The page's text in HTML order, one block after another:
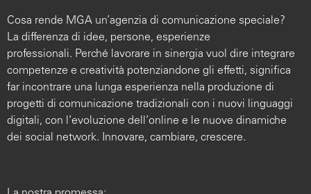
Cosa rende MGA un’agenzia di comunicazione speciale?
La differenza di idee, persone, esperienze
professionali. Perché lavorare in sinergia vuol dire integrare
competenze e creatività potenziandone gli effetti, significa
far incontrare una lunga esperienza nella produzione di
progetti di comunicazione tradizionali con i nuovi linguaggi
digitali, con l’evoluzione dell’online e le nuove dinamiche
dei social network. Innovare, cambiare, crescere.